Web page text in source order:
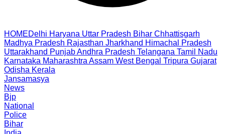
HOMEDelhi Haryana Uttar Pradesh Bihar Chhattisgarh
Madhya Pradesh Rajasthan Jharkhand Himachal Pradesh
Uttarakhand PunjabAndhra Pradesh Telangana Tamil Nadu
Karnataka Maharashtra Assam West Bengal Tripura Gujarat
Odisha Kerala
Jansamasya
News
Bjp
National
Police
Bihar